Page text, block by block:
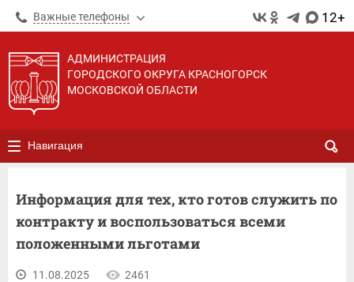
Важные телефоны 12+
АДМИНИСТРАЦИЯ
ГОРОДСКОГО ОКРУГА КРАСНОГОРСК
МОСКОВСКОЙ ОБЛАСТИ
Навигация
Информация для тех, кто готов служить по
контракту и воспользоваться всеми
положенными льготами
11.08.2025 2461